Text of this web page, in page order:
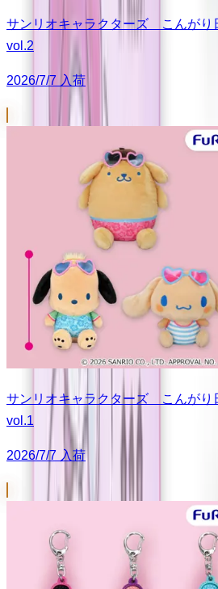
サンリオキャラクターズ こんがり
vol.2
2026/7/7 入荷
サンリオキャラクターズ こんがり
vol.1
2026/7/7 入荷